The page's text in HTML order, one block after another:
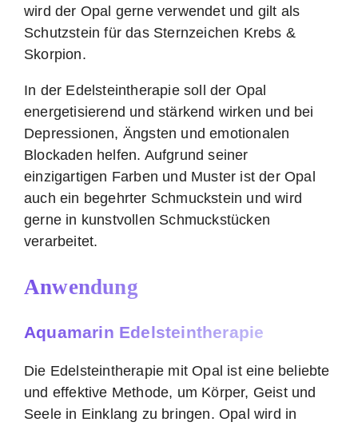
wird der Opal gerne verwendet und gilt als
Schutzstein für das Sternzeichen Krebs &
Skorpion.
In der Edelsteintherapie soll der Opal
energetisierend und stärkend wirken und bei
Depressionen, Ängsten und emotionalen
Blockaden helfen. Aufgrund seiner
einzigartigen Farben und Muster ist der Opal
auch ein begehrter Schmuckstein und wird
gerne in kunstvollen Schmuckstücken
verarbeitet.
Anwendung
Aquamarin Edelsteintherapie
Die Edelsteintherapie mit Opal ist eine beliebte
und effektive Methode, um Körper, Geist und
Seele in Einklang zu bringen. Opal wird in